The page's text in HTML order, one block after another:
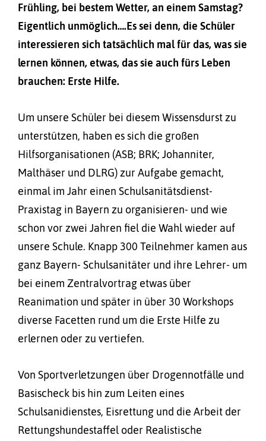
Frühling, bei bestem Wetter, an einem Samstag?
Eigentlich unmöglich….Es sei denn, die Schüler
interessieren sich tatsächlich mal für das, was sie
lernen können, etwas, das sie auch fürs Leben
brauchen: Erste Hilfe.
Um unsere Schüler bei diesem Wissensdurst zu
unterstützen, haben es sich die großen
Hilfsorganisationen (ASB; BRK; Johanniter,
Malthäser und DLRG) zur Aufgabe gemacht,
einmal im Jahr einen Schulsanitätsdienst-
Praxistag in Bayern zu organisieren- und wie
schon vor zwei Jahren fiel die Wahl wieder auf
unsere Schule. Knapp 300 Teilnehmer kamen aus
ganz Bayern- Schulsanitäter und ihre Lehrer- um
bei einem Zentralvortrag etwas über
Reanimation und später in über 30 Workshops
diverse Facetten rund um die Erste Hilfe zu
erlernen oder zu vertiefen.
Von Sportverletzungen über Drogennotfälle und
Basischeck bis hin zum Leiten eines
Schulsanidienstes, Eisrettung und die Arbeit der
Rettungshundestaffel oder Realistische